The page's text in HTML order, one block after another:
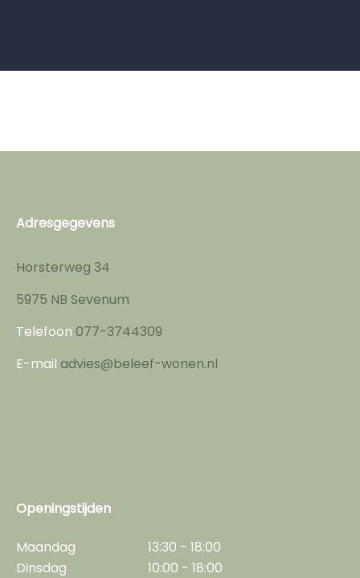
Adresgegevens
Horsterweg 34
5975 NB Sevenum
Telefoon 077-3744309
E-mail advies@beleef-wonen.nl
Openingstijden
Maandag
13:30 - 18:00
Dinsdag
10:00 - 18:00